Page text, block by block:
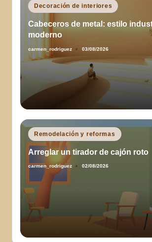
Publicado
Decoración de interiores
Cabeceros de metal: estilo
moderno
Publicado
por
carmen_rodriguez 03/08/2026
Publicado
en
Remodelación y reformas
Arreglar un tirador de cajón roto
Publicado
carmen_rodriguez 02/08/2026